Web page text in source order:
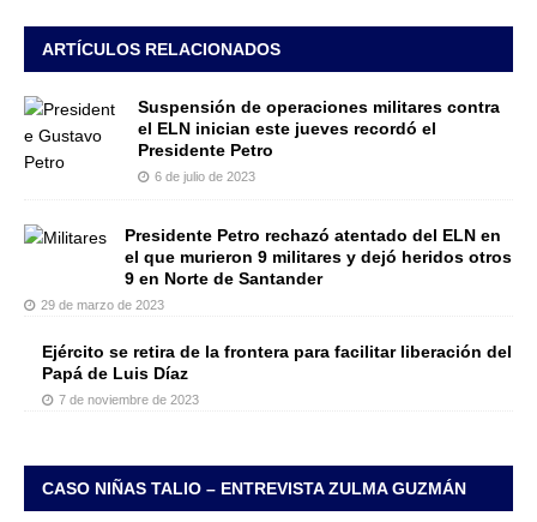
ARTÍCULOS RELACIONADOS
Suspensión de operaciones militares contra
el ELN inician este jueves recordó el
Presidente Petro
6 de julio de 2023
Presidente Petro rechazó atentado del ELN en
el que murieron 9 militares y dejó heridos otros
9 en Norte de Santander
29 de marzo de 2023
Ejército se retira de la frontera para facilitar liberación del
Papá de Luis Díaz
7 de noviembre de 2023
CASO NIÑAS TALIO – ENTREVISTA ZULMA GUZMÁN